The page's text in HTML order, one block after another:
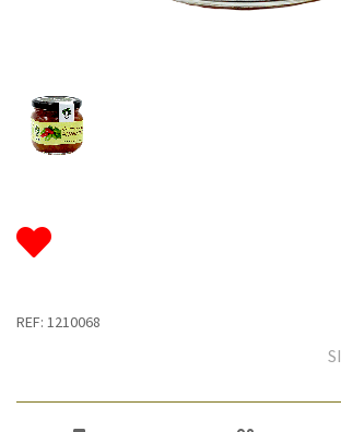
REF: 1210068